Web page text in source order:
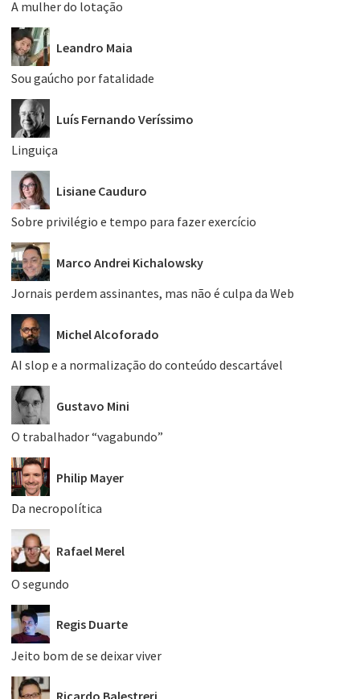
A mulher do lotação
Leandro Maia
Sou gaúcho por fatalidade
Luís Fernando Veríssimo
Linguiça
Lisiane Cauduro
Sobre privilégio e tempo para fazer exercício
Marco Andrei Kichalowsky
Jornais perdem assinantes, mas não é culpa da Web
Michel Alcoforado
AI slop e a normalização do conteúdo descartável
Gustavo Mini
O trabalhador “vagabundo”
Philip Mayer
Da necropolítica
Rafael Merel
O segundo
Regis Duarte
Jeito bom de se deixar viver
Ricardo Balestreri